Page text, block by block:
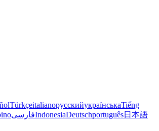
TürkçeitalianoрусскийукраїнськаTiếng
فارسیIndonesiaDeutschportuguês日本語